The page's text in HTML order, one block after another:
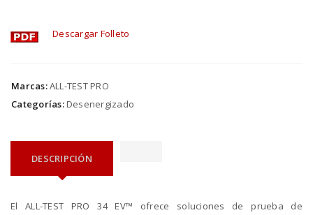
Descargar Folleto
Marcas:ALL-TEST PRO
Categorías:Desenergizado
DESCRIPCIÓN
El ALL-TEST PRO 34 EV™ ofrece soluciones de prueba de